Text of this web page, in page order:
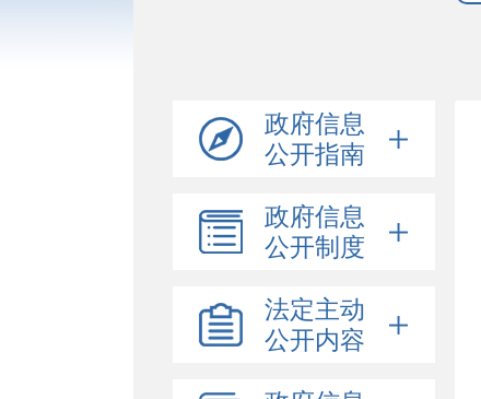
政府信息
公开指南
政府信息
公开制度
法定主动
公开内容